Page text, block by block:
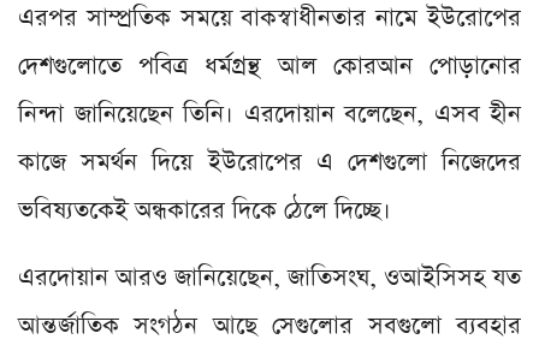
এরপর সাম্প্রতিক সময়ে বাকস্বাধীনতার নামে ইউরোপের
দেশগুলোতে পবিত্র ধর্মগ্রন্থ আল কোরআন পোড়ানোর
নিন্দা জানিয়েছেন তিনি। এরদোয়ান বলেছেন, এসব হীন
কাজে সমর্থন দিয়ে ইউরোপের এ দেশগুলো নিজেদের
ভবিষ্যতকেই অন্ধকারের দিকে ঠেলে দিচ্ছে।
এরদোয়ান আরও জানিয়েছেন, জাতিসংঘ, ওআইসিসহ যত
আন্তর্জাতিক সংগঠন আছে সেগুলোর সবগুলো ব্যবহার